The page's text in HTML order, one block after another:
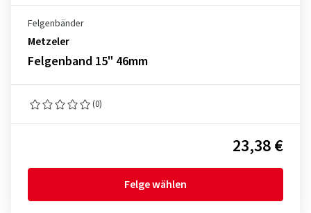
Felgenbänder
Metzeler
Felgenband 15" 46mm
(0)
23,38 €
Felge wählen